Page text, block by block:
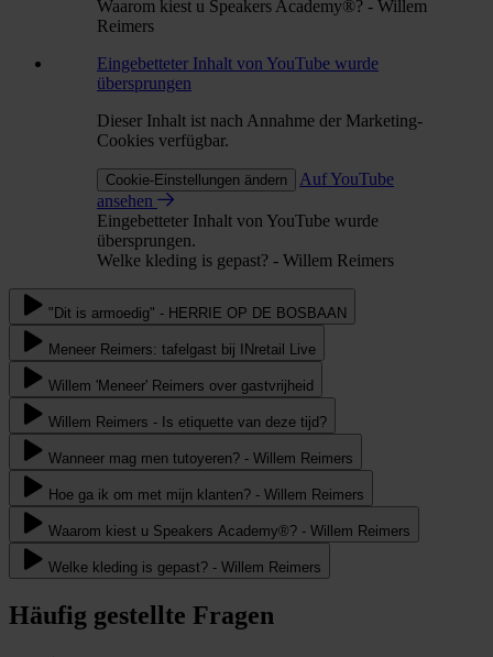
Waarom kiest u Speakers Academy®? - Willem
Reimers
Eingebetteter Inhalt von YouTube wurde
übersprungen
Dieser Inhalt ist nach Annahme der Marketing-
Cookies verfügbar.
Cookie-Einstellungen ändern
Auf YouTube
ansehen
Eingebetteter Inhalt von YouTube wurde
übersprungen.
Welke kleding is gepast? - Willem Reimers
"Dit is armoedig" - HERRIE OP DE BOSBAAN
Meneer Reimers: tafelgast bij INretail Live
Willem 'Meneer' Reimers over gastvrijheid
Willem Reimers - Is etiquette van deze tijd?
Wanneer mag men tutoyeren? - Willem Reimers
Hoe ga ik om met mijn klanten? - Willem Reimers
Waarom kiest u Speakers Academy®? - Willem Reimers
Welke kleding is gepast? - Willem Reimers
Häufig gestellte Fragen